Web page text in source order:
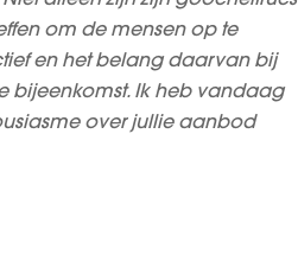
om de mensen op te
en het belang daarvan bij
bijeenkomst. Ik heb vandaag
over jullie aanbod